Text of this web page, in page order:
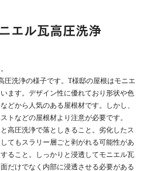
ル瓦高圧洗浄
圧洗浄の様子です。T様邸の屋根はモニエ
ます。デザイン性に優れており形状や色
どから人気のある屋根材です。しかし、
トなどの屋根材より注意が必要です。
高圧洗浄で落としきること。劣化したス
てもスラリー層ごと剥がれる可能性があ
ること。しっかりと浸透してモニエル瓦
だけでなく内部に浸透させる必要がある